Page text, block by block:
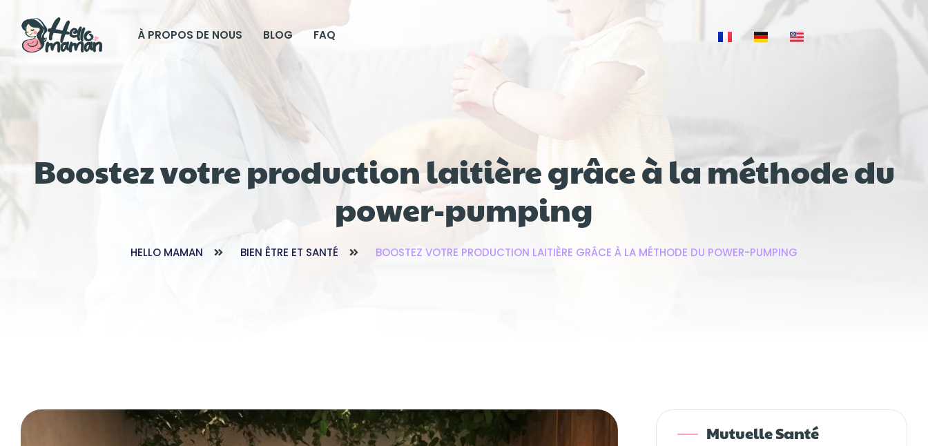
À PROPOS DE NOUS BLOG FAQ
Boostez votre production laitière grâce à la méthode du
power-pumping
HELLO MAMAN BIEN ÊTRE ET SANTÉ BOOSTEZ VOTRE PRODUCTION LAITIÈRE GRÂCE À LA MÉTHODE DU POWER-PUMPING
Mutuelle Santé